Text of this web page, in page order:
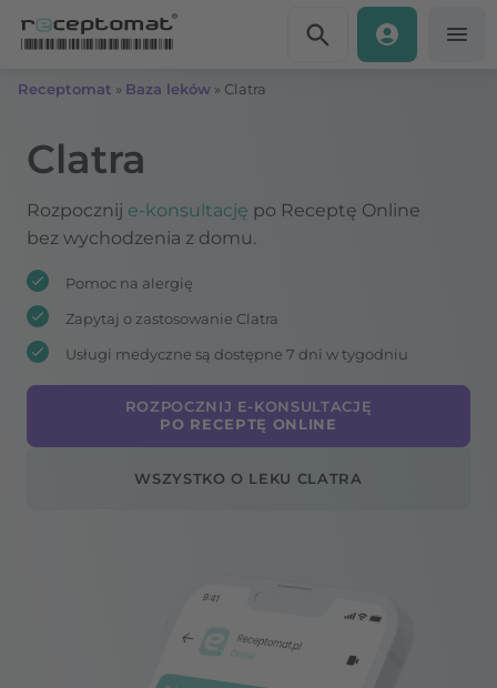
Receptomat » Baza leków » Clatra
Clatra
Rozpocznij e-konsultację po Receptę Online
bez wychodzenia z domu.
Pomoc na alergię
Zapytaj o zastosowanie Clatra
Usługi medyczne są dostępne 7 dni w tygodniu
ROZPOCZNIJ E-KONSULTACJĘ
PO RECEPTĘ ONLINE
WSZYSTKO O LEKU CLATRA